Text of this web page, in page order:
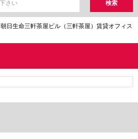
朝日生命三軒茶屋ビル（三軒茶屋）賃貸オフィス